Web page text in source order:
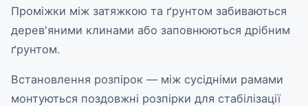
Проміжки між затяжкою та ґрунтом забиваються
дерев'яними клинами або заповнюються дрібним
ґрунтом.
Встановлення розпірок — між сусідніми рамами
монтуються поздовжні розпірки для стабілізації